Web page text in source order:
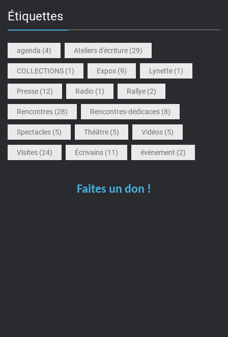
Étiquettes
agenda (4) Ateliers d'écriture (29)
COLLECTIONS (1) Expos (9) Lynette (1)
Presse (12) Radio (1) Rallye (2)
Rencontres (28) Rencontres-dédicaces (8)
Spectacles (5) Théâtre (5) Vidéos (5)
Visites (24) Écrivains (11) événement (2)
Faites un don !